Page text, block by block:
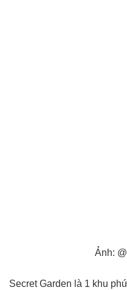
Ảnh:
Secret Garden là 1 khu